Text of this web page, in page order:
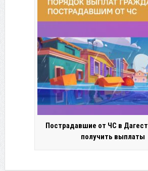
Пострадавшие от ЧС в
получить выплаты